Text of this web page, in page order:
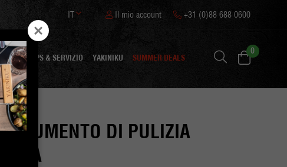
+31 (0)88 688 0600
Il mio account
IT
TIPS & SERVIZIO YAKINIKU SUMMER DEALS
0
DI PULIZIA